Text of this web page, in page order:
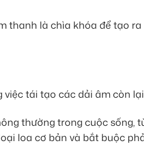
thanh là chìa khóa để tạo
việc tái tạo các dải âm còn
thường trong cuộc sống,
loa cơ bản và bắt buộc